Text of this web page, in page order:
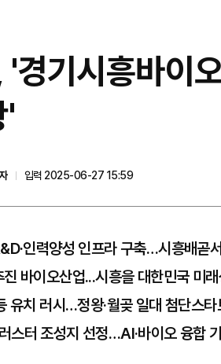
'경기시흥바이
'
입력 2025-06-27 15:59
인력양성 인프라 구축…시흥배곧
바이오산업...시흥을 대한민국 미
유치 러시…정왕·월곶 일대 첨단스
스터 조성지 선정…AI·바이오 융합